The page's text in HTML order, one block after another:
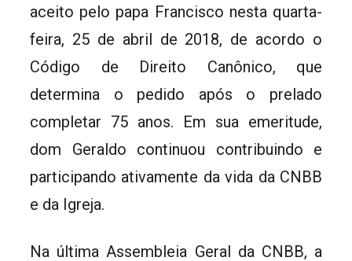
aceito pelo papa Francisco nesta quarta-
feira, 25 de abril de 2018, de acordo o
Código de Direito Canônico, que
determina o pedido após o prelado
completar 75 anos. Em sua emeritude,
dom Geraldo continuou contribuindo e
participando ativamente da vida da CNBB
e da Igreja.
Na última Assembleia Geral da CNBB, a